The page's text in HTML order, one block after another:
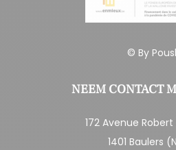
© By
NEEM CONTACT
172 Avenue
1401 Baulers